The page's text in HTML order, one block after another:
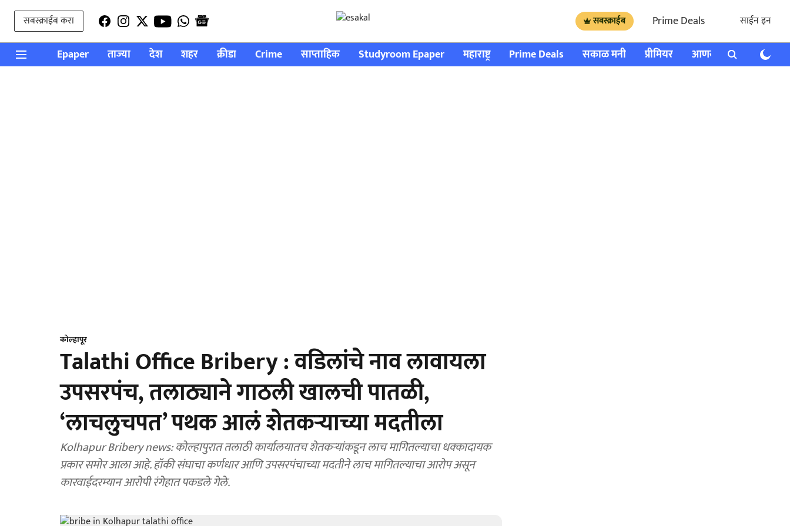
सबस्क्राईब करा सबस्क्राईब Prime Deals साईन इन
Epaper ताज्या देश शहर क्रीडा Crime साप्ताहिक Studyroom Epaper महाराष्ट्र Prime Deals सकाळ मनी प्रीमियर आणखी राशी भविष्य
कोल्हापूर
Talathi Office Bribery : वडिलांचे नाव लावायला
उपसरपंच, तलाठ्याने गाठली खालची पातळी,
‘लाचलुचपत’ पथक आलं शेतकऱ्याच्या मदतीला
Kolhapur Bribery news: कोल्हापुरात तलाठी कार्यालयातच शेतकऱ्यांकडून लाच मागितल्याचा धक्कादायक
प्रकार समोर आला आहे. हॉकी संघाचा कर्णधार आणि उपसरपंचाच्या मदतीने लाच मागितल्याचा आरोप असून
कारवाईदरम्यान आरोपी रंगेहात पकडले गेले.